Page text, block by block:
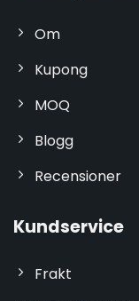
Om
Kupong
MOQ
Blogg
Recensioner
Kundservice
Frakt